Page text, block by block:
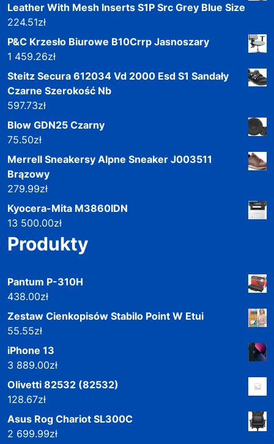
Leather With Mesh Inserts S1P Src Grey Blue Size
224.51zł
P&C Krzesło Biurowe B10Crrp Jasnoszary
1 459.26zł
Steitz Secura 612034 Vd 2000 Esd S1 Sandały
Czarne Szerokość Nb
597.73zł
Blow GDN25 Czarny
75.50zł
Merrell Sneakersy Alpne Sneaker J003511
Brązowy
279.99zł
Kyocera-Mita M3860IDN
13 500.00zł
Produkty
Pantum P-310H
438.00zł
Zestaw Cienkopisów Stabilo Point W Etui
55.55zł
iPhone 13
3 889.00zł
Olivetti 82532 (82532)
128.67zł
Asus Rog Chariot SL300C
2 699.99zł